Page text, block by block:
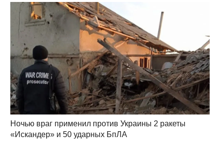
Ночью враг применил против Украины 2 ракеты
«Искандер» и 50 ударных БпЛА